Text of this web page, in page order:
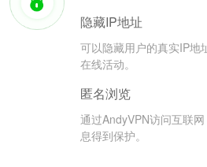
隐藏IP地址
可以隐藏用户的真实IP地
在线活动。
匿名浏览
通过AndyVPN访问互联
息得到保护。